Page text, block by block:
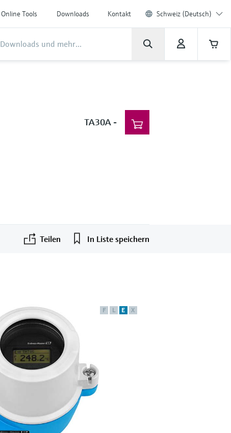
Online Tools Downloads Kontakt Schweiz (Deutsch)
TA30A-
Teilen In Liste speichern
F L E X